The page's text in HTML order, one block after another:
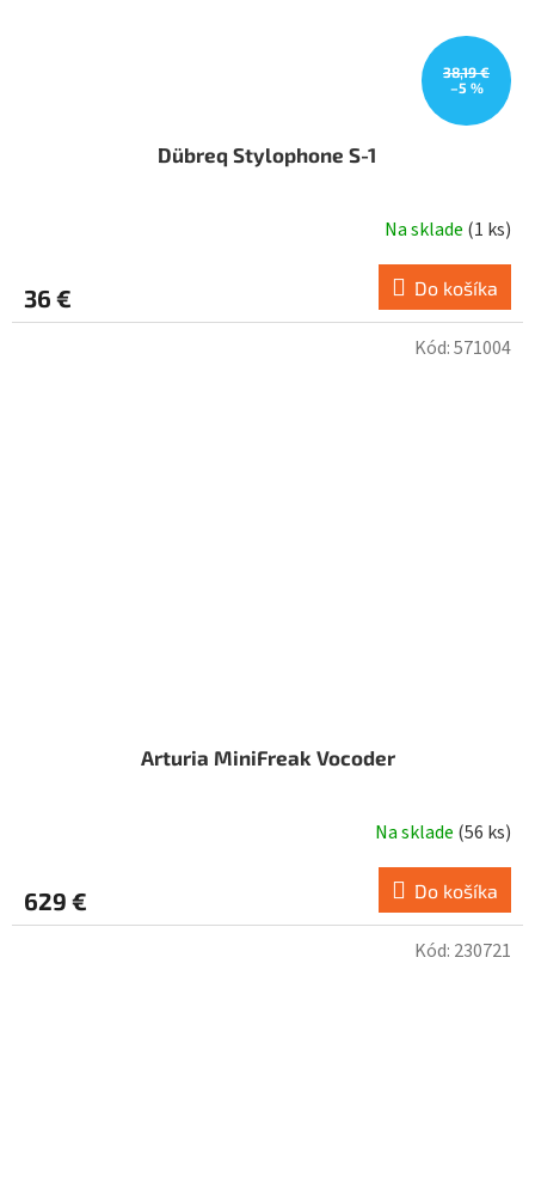
38,19 €
–5 %
Dübreq Stylophone S-1
Na sklade (1 ks)
36 € Do košíka
Arturia MiniFreak Vocoder
Na sklade (56 ks)
629 € Do košíka
Kód:571004
Kód: 230721